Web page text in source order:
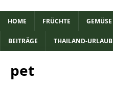
HOME FRÜCHTE GEMÜSE
BEITRÄGE THAILAND-URLAUB
pet